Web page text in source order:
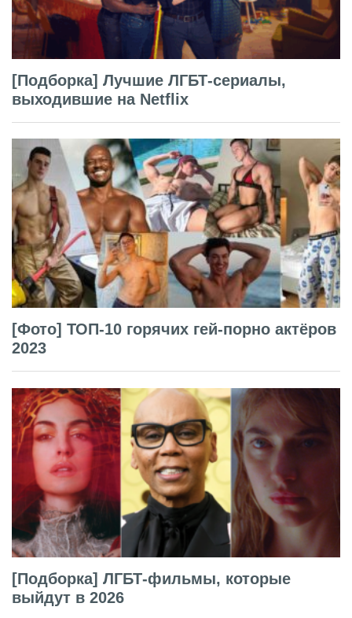
[Подборка] Лучшие ЛГБТ-сериалы,
выходившие на Netflix
[Фото] ТОП-10 горячих гей-порно актёров
2023
[Подборка] ЛГБТ-фильмы, которые
выйдут в 2026